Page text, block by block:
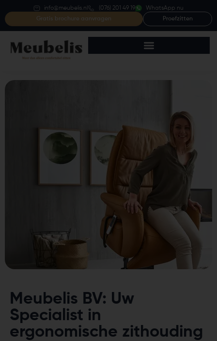
info@meubelis.nl (076) 201 49 19
WhatsApp nu
Gratis brochure aanvragen
Proefzitten
Meubelis BV: Uw
Specialist in
ergonomische zithouding